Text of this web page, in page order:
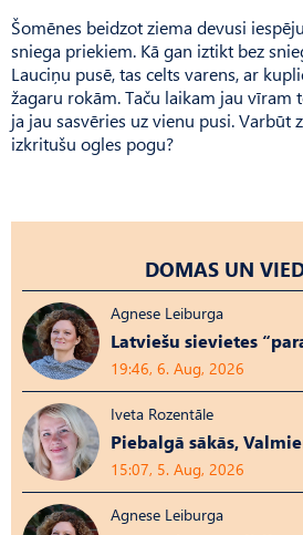
Šomēnes beidzot ziema devusi
sniega priekiem. Kā gan iztikt bez
Lauciņu pusē, tas celts varens, ar
žagaru rokām. Taču laikam jau vīram
ja jau sasvēries uz vienu pusi. Varbūt
izkritušu ogles pogu?
DOMAS UN
Agnese Leiburga
Latviešu sievietes
19:46, 6. Aug, 2026
Iveta Rozentāle
Piebalgā sākās,
15:07, 5. Aug, 2026
Agnese Leiburga